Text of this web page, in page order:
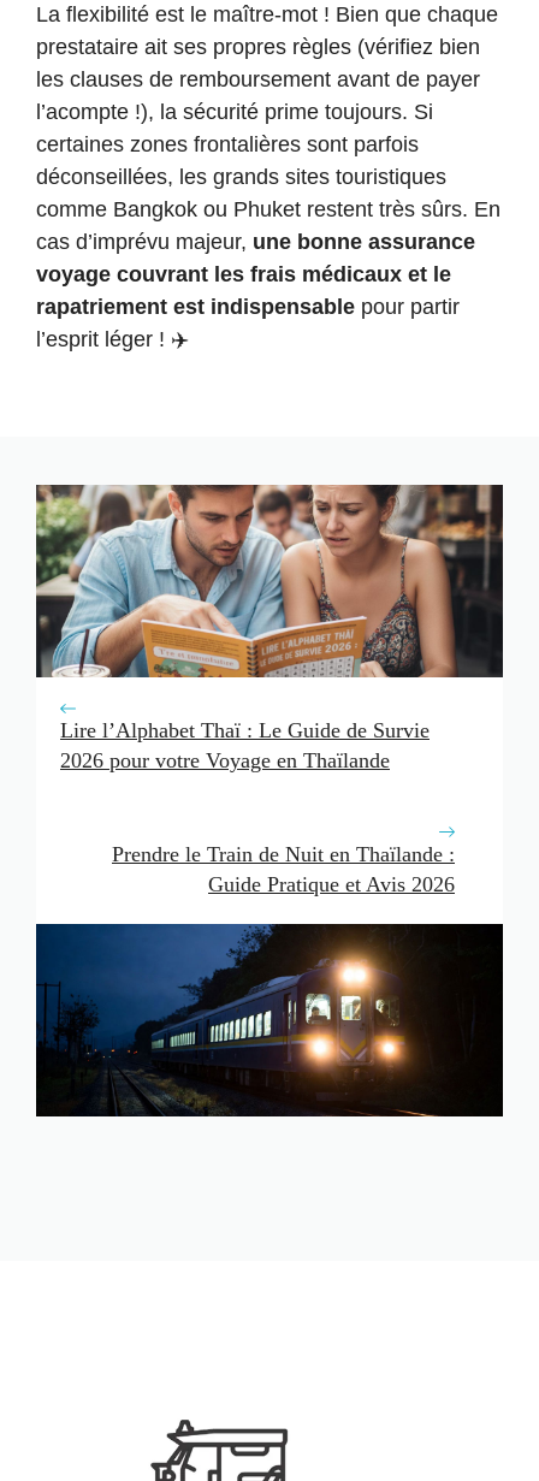
La flexibilité est le maître-mot ! Bien que chaque
prestataire ait ses propres règles (vérifiez bien
les clauses de remboursement avant de payer
l’acompte !), la sécurité prime toujours. Si
certaines zones frontalières sont parfois
déconseillées, les grands sites touristiques
comme Bangkok ou Phuket restent très sûrs. En
cas d’imprévu majeur, une bonne assurance
voyage couvrant les frais médicaux et le
rapatriement est indispensable pour partir
l’esprit léger ! ✈️
Lire l’Alphabet Thaï : Le Guide de Survie
2026 pour votre Voyage en Thaïlande
Prendre le Train de Nuit en Thaïlande :
Guide Pratique et Avis 2026